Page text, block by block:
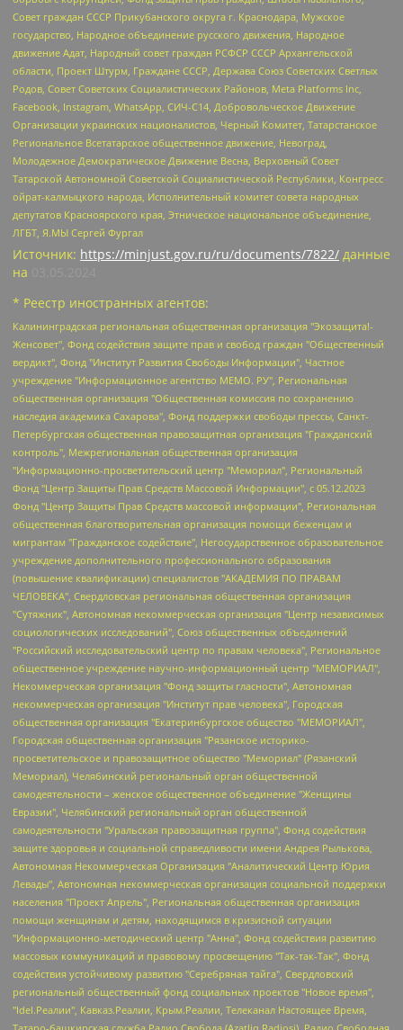
Совет граждан СССР Прикубанского округа г. Краснодара, Мужское
государство, Народное объединение русского движения, Народное
движение Адат, Народный совет граждан РСФСР СССР Архангельской
области, Проект Штурм, Граждане СССР, Держава Союз Советских Светлых
Родов, Совет Советских Социалистических Районов, Meta Platforms Inc,
Facebook, Instagram, WhatsApp, СИЧ-С14, Добровольческое Движение
Организации украинских националистов, Черный Комитет, Татарстанское
Региональное Всетатарское общественное движение, Невоград,
Молодежное Демократическое Движение Весна, Верховный Совет
Татарской Автономной Советской Социалистической Республики, Конгресс
ойрат-калмыцкого народа, Исполнительный комитет совета народных
депутатов Красноярского края, Этническое национальное объединение,
ЛГБТ, Я.МЫ Сергей Фургал
Источник: https://minjust.gov.ru/ru/documents/7822/ данные
на
* Реестр иностранных агентов:
Калининградская региональная общественная организация "Экозащита!-Женсовет", Фонд содействия защите прав и свобод граждан "Общественный вердикт", Фонд "Институт Развития Свободы Информации", Частное учреждение "Информационное агентство МЕМО. РУ", Региональная общественная организация "Общественная комиссия по сохранению наследия академика Сахарова", Фонд поддержки свободы прессы, Санкт-Петербургская общественная правозащитная организация "Гражданский контроль", Межрегиональная общественная организация "Информационно-просветительский центр "Мемориал", Региональный Фонд "Центр Защиты Прав Средств Массовой Информации", с 05.12.2023 Фонд "Центр Защиты Прав Средств массовой информации", Региональная общественная благотворительная организация помощи беженцам и мигрантам "Гражданское содействие", Негосударственное образовательное учреждение дополнительного профессионального образования (повышение квалификации) специалистов "АКАДЕМИЯ ПО ПРАВАМ ЧЕЛОВЕКА", Свердловская региональная общественная организация "Сутяжник", Автономная некоммерческая организация "Центр независимых социологических исследований", Союз общественных объединений "Российский исследовательский центр по правам человека", Региональное общественное учреждение научно-информационный центр "МЕМОРИАЛ", Некоммерческая организация "Фонд защиты гласности", Автономная некоммерческая организация "Институт прав человека", Городская общественная организация "Екатеринбургское общество "МЕМОРИАЛ", Городская общественная организация "Рязанское историко-просветительское и правозащитное общество "Мемориал" (Рязанский Мемориал), Челябинский региональный орган общественной самодеятельности – женское общественное объединение "Женщины Евразии", Челябинский региональный орган общественной самодеятельности "Уральская правозащитная группа", Фонд содействия защите здоровья и социальной справедливости имени Андрея Рылькова, Автономная Некоммерческая Организация "Аналитический Центр Юрия Левады", Автономная некоммерческая организация социальной поддержки населения "Проект Апрель", Региональная общественная организация помощи женщинам и детям, находящимся в кризисной ситуации "Информационно-методический центр "Анна", Фонд содействия развитию массовых коммуникаций и правовому просвещению "Так-так-Так", Фонд содействия устойчивому развитию "Серебряная тайга", Свердловский региональный общественный фонд социальных проектов "Новое время", "Idel.Реалии", Кавказ.Реалии, Крым.Реалии, Телеканал Настоящее Время, Татаро-башкирская служба Радио Свобода (Azatliq Radiosi), Радио Свободная Европа/Радио Свобода (PCE/PC), "Сибирь.Реалии", "Фактограф", Благотворительный фонд помощи осужденным и их семьям, Автономная некоммерческая организация "Институт глобализации и социальных движений", Фонд "В защиту прав заключенных", Частное учреждение "Центр поддержки и содействия развитию средств массовой информации", Пензенский региональный общественный благотворительный фонд "Гражданский союз", "Север.Реалии", Некоммерческая организация Фонд "Правовая инициатива", Общество с ограниченной ответственностью "Радио Свободная Европа/Радио Свобода", Чешское информационное агентство "MEDIUM-ORIENT", Красноярская региональная общественная организация "Мы против СПИДа", Камалягин Денис Николаевич, Маркелов Сергей Евгеньевич, Пономарев Лев Александрович, Савицкая Людмила Алексеевна, Автономная некоммерческая организация "Центр по работе с проблемой насилия "НАСИЛИЮ.НЕТ", Межрегиональный профессиональный союз работников здравоохранения "Альянс врачей", Юридическое лицо, зарегистрированное в Латвийской Республике, SIA "Medusa Project" (регистрационный номер 40103797863, дата регистрации 10.06.2014), Некоммерческая организация "Фонд по борьбе с коррупцией", Автономная некоммерческая организация "Институт права и публичной политики", Баданин Роман Сергеевич, Гликин Максим Александрович, Железнова Мария Михайловна, Лукьянова Юлия Сергеевна, Маетная Елизавета Витальевна, Маняхин Петр Борисович, Чуракова Ольга Владимировна, Ярош Юлия Петровна, Юридическое лицо "The Insider SIA", зарегистрированное в Риге, Латвийская Республика (дата регистрации 26.06.2015), являющееся администратором доменного имени интернет-издания "The Insider SIA", https://theins.ru, Постернак Алексей Евгеньевич, Рубин Михаил Аркадьевич, Анин Роман Александрович, Юридическое лицо Istories fonds, зарегистрированное в Латвийской Республике (регистрационный номер 50008295751, дата регистрации 24.02.2020), Великовский Дмитрий Александрович, Долинина Ирина Николаевна, Мароховская Алеся Алексеевна, Шлейнов Роман Юрьевич, Шмагун Олеся Валентиновна, Общество с ограниченной ответственностью "Альтаир 2021", Общество с ограниченной ответственностью "Вега 2021", Общество с ограниченной ответственностью "Главный редактор 2021", Общество с ограниченной ответственностью "Ромашки монолит", Важенков Артем Валерьевич, Ивановская областная общественная организация "Центр гендерных исследований", Гурман Юрий Альбертович, Медиапроект "ОВД-Инфо", Егоров Владимир Владимирович, Жилинский Владимир Александрович, Общество с ограниченной ответственностью "ЗП", Иванова София Юрьевна, Карезина Инна Павловна, Кильтау Екатерина Викторовна, Петров Алексей Викторович, Пискунов Сергей Евгеньевич, Смирнов Сергей Сергеевич, Тихонов Михаил Сергеевич, Общество с ограниченной ответственностью "ЖУРНАЛИСТ-ИНОСТРАННЫЙ АГЕНТ", Арапова Галина Юрьевна, Вольтская Татьяна Анатольевна, Американская компания "Mason G.E.S. Anonymous Foundation" (США), являющаяся владельцем интернет-издания https://mnews.world/, Компания "Stichting Bellingcat", зарегистрированная в Нидерландах (дата регистрации 11.07.2018), Захаров Андрей Вячеславович, Клепиковская Екатерина Дмитриевна, Общество с ограниченной ответственностью "МЕМО", Перл Роман Александрович, Симонов Евгений Алексеевич, Соловьева Елена Анатольевна, Сотников Даниил Владимирович, Сурначева Елизавета Дмитриевна, Автономная некоммерческая организация по защите прав человека и информированию населения "Якутия – Наше Мнение", Общество с ограниченной ответственностью "Москоу диджитал медиа", с 26.01.2023 Общество с ограниченной ответственностью "Чайка Белые сады", Ветошкина Валерия Валерьевна, Заговора Максим Александрович, Межрегиональное общественное движение "Российская ЛГБТ - сеть", Оленичев Максим Владимирович, Павлов Иван Юрьевич, Скворцова Елена Сергеевна, Общество с ограниченной ответственностью "Как бы инагент", Кочетков Игорь Викторович, Общество с ограниченной ответственностью "Честные выборы", Еланчик Олег Александрович, Общество с ограниченной ответственностью "Нобелевский призыв", Гималова Регина Эмилевна, Григорьев Андрей Валерьевич, Григорьева Алина Александровна, Ассоциация по содействию защите прав призывников, альтернативнослужащих и военнослужащих "Правозащитная группа "Гражданин.Армия.Право", Хисамова Регина Фаритовна, Автономная некоммерческая организация по реализации социально-правовых программ "Лилит", Дальневосточное общественное движение "Маяк", Санкт-Петербургская ЛГБТ-инициативная группа "Выход", Инициативная группа ЛГБТ+ "Реверс", Алексеев Андрей Викторович, Бекбулатова Таисия Львовна, Беляев Иван Михайлович, Владыкина Елена Сергеевна, Гельман Марат Александрович, Никульшина Вероника Юрьевна, Толоконникова Надежда Андреевна, Шендерович Виктор Анатольевич, Общество с ограниченной ответственностью "Данное сообщение", Общество с ограниченной ответственностью Издательский дом "Новая глава", Айнбиндер Александра Александровна, Московский комьюнити-центр для ЛГБТ+инициатив, Благотворительный фонд развития филантропии, Deutsche Welle (Германия, Kurt-Schumacher-Strasse 3, 53113 Bonn), Борзунова Мария Михайловна, Воробьев Виктор Викторович, Голубева Анна Львовна, Константинова Алла Михайловна, Малкова Ирина Владимировна, Мурадов Мурад Абдулгалимович, Осетинская Елизавета Николаевна, Понасенков Евгений Николаевич, Ганапольский Матвей Юрьевич, Киселев Евгений Алексеевич, Борухович Ирина Григорьевна, Дремин Иван Тимофеевич, Дубровский Дмитрий Викторович, Красноярская региональная общественная организация поддержки и развития альтернативных образовательных технологий и межкультурных коммуникаций "ИНТЕРРА", Маяковская Екатерина Алексеевна, Фейгин Марк Захарович, Филимонов Андрей Викторович, Дзугкоева Регина Николаевна, Доброхотов Роман Александрович, Дудь Юрий Александрович, Елкин Сергей Владимирович, Кругликов Кирилл Игоревич, Сабунаева Мария Леонидовна, Семенов Алексей Владимирович, Шаинян Карен Багратович, Шульман Екатерина Михайловна, Асафьев Артур Валерьевич, Вахштайн Виктор Семенович, Венедиктов Алексей Алексеевич, Лушникова Екатерина Евгеньевна, Волков Леонид Михайлович, Невзоров Александр Глебович, Пархоменко Сергей Борисович, Сироткин Ярослав Николаевич, Кара-Мурза Владимир Владимирович, Баранова Наталья Владимировна, Гозман Леонид Яковлевич, Кагарлицкий Борис Юльевич, Климарев Михаил Валерьевич, Милов Владимир Станиславович, Автономная некоммерческая организация Краснодарский центр современного искусства "Типография", Моргенштерн Алишер Тагирович, Соболь Любовь Эдуардовна, Общество с ограниченной ответственностью "ЛИЗА НОРМ", Каспаров Гарри Кимович, Ходорковский Михаил Борисович, Общество с ограниченной ответственностью "Апрельские тезисы", Данилович Ирина Брониславовна, Кашин Олег Владимирович, Петров Николай Владимирович, Пивоваров Алексей Владимирович, Соколов Михаил Владимирович, Цветкова Юлия Владимировна, Чичваркин Евгений Александрович, Комитет против пыток/Команда против пыток, Общество с ограниченной ответственностью "Первый научный", Общество с ограниченной ответственностью "Вертолет и ко", Белоцерковская Вероника Борисовна, Кац Максим Евгеньевич, Лазарева Татьяна Юрьевна, Шаведдинов Руслан Табризович, Яшин Илья Валерьевич, Общество с ограниченной ответственностью "Иноагент ААВ", Алешковский Дмитрий Петрович, Альбац Евгения Марковна, Быков Дмитрий Львович, Галямина Юлия Евгеньевна, Лойко Сергей Леонидович, Мартынов Кирилл Константинович, Медведев Сергей Александрович, Крашенинников Федор Геннадиевич, Гордеева Катерина Вл